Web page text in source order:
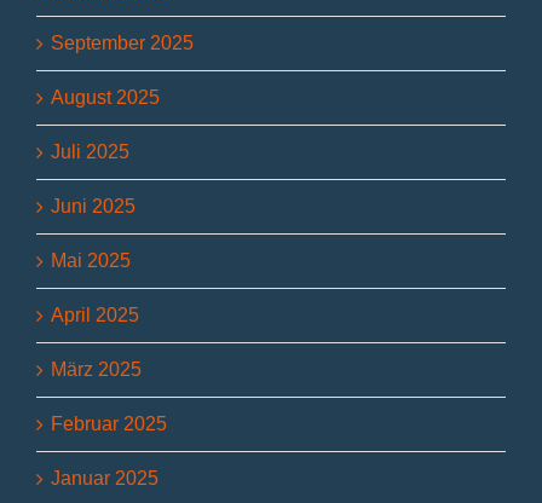
September 2025
August 2025
Juli 2025
Juni 2025
Mai 2025
April 2025
März 2025
Februar 2025
Januar 2025